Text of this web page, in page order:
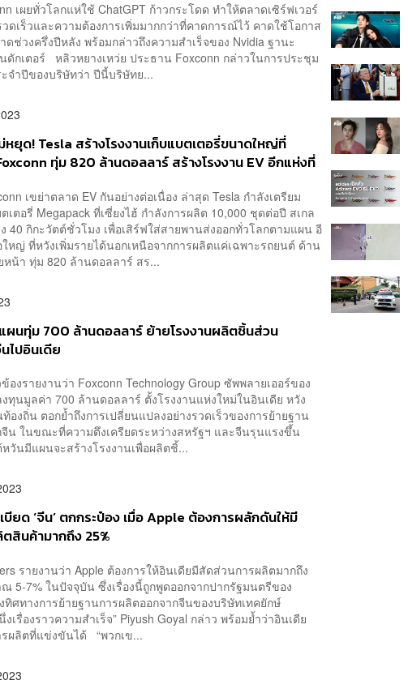
เผยทั่วโลกแห่ใช้ ChatGPT ก้าวกระโดด ทำให้ตลาดเซิร์ฟเวอร์
ดเร็วและความต้องการเพิ่มมากกว่าที่คาดการณ์ไว้ คาดใช้โอกาส
ช่วงครึ่งปีหลัง พร้อมกล่าวถึงความสำเร็จของ Nvidia ฐานะ
กเตอร์ หลิวหยางเหว่ย ประธาน Foxconn กล่าวในการประชุม
จำปีของบริษัทว่า ปีนี้บริษัทย...
หยุด! Tesla สร้างโรงงานเก็บแบตเตอรี่ขนาดใหญ่ที่
ทุ่ม 820 ล้านดอลลาร์ สร้างโรงงาน EV อีกแห่งที่
เขย่าตลาด EV กันอย่างต่อเนื่อง ล่าสุด Tesla กำลังเตรียม
เตอรี่ Megapack ที่เซี่ยงไฮ้ กำลังการผลิต 10,000 ชุดต่อปี สเกล
40 กิกะวัตต์ชั่วโมง เพื่อเสิร์ฟใส่สายพานส่งออกทั่วโลกตามแผน อี
หญ่ ที่หวังเพิ่มรายได้นอกเหนือจากการผลิตแค่เฉพาะรถยนต์ ด้าน
หน้า ทุ่ม 820 ล้านดอลลาร์ สร...
ผนทุ่ม 700 ล้านดอลลาร์ ย้ายโรงงานผลิตชิ้นส่วน
ไปอินเดีย
องรายงานว่า Foxconn Technology Group ซัพพลายเออร์ของ
ทุนมูลค่า 700 ล้านดอลลาร์ ตั้งโรงงานแห่งใหม่ในอินเดีย หวัง
องถิ่น ตอกย้ำถึงการเปลี่ยนแปลงอย่างรวดเร็วของการย้ายฐาน
จีน ในขณะที่ความตึงเครียดระหว่างสหรัฐฯ และจีนรุนแรงขึ้น
วันมีแผนจะสร้างโรงงานเพื่อผลิตชิ้...
เบียด ‘จีน’ ตกกระป๋อง เมื่อ Apple ต้องการผลักดันให้มี
สินค้ามากถึง 25%
รายงานว่า Apple ต้องการให้อินเดียมีสัดส่วนการผลิตมากถึง
5-7% ในปัจจุบัน ซึ่งเรื่องนี้ถูกพูดออกจากปากรัฐมนตรีของ
ทิศทางการย้ายฐานการผลิตออกจากจีนของบริษัทเทคยักษ์
งเรื่องราวความสำเร็จ” Piyush Goyal กล่าว พร้อมย้ำว่าอินเดีย
รผลิตที่แข่งขันได้ “พวกเข...